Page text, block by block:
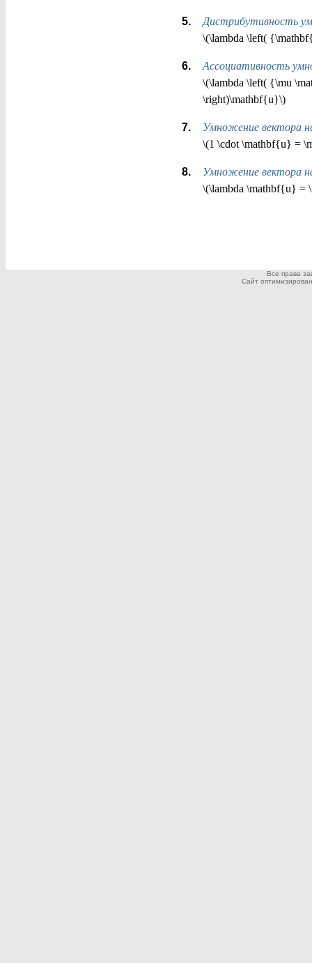
Дистрибутивность
\(\lambda \left(
Ассоциативность
\(\lambda \left( {\mu
\right)\mathbf{u}\)
Умножение вектора
\(1 \cdot \mathbf{u} =
Умножение вектора
\(\lambda \mathbf{u} =
Все права
Сайт